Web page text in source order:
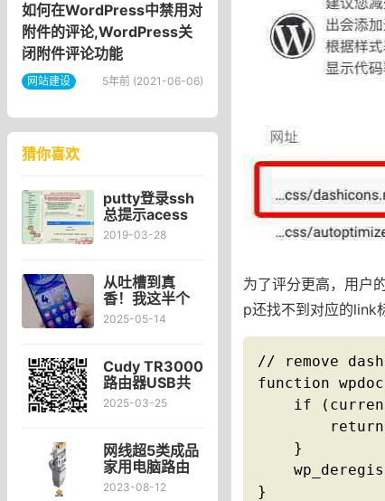
如何在WordPress中禁用对
附件的评论,WordPress关
闭附件评论功能
网站建设 5年前 (2021-06-06)
猜你喜欢
putty登录ssh
总提示acess
denied错误
linux报错
2019-03-28
从吐槽到真
香！我这半个
月被华为
2025-05-14
Cudy TR3000
路由器USB共
享上网专用
23.05/24.10
版下载）
2025-03-25
网线超5类成品
家用电脑路由
器交换机宽带
2023-08-12
为了评分更高，用户
p还找不到对应的link
// remove
function
if
}
}